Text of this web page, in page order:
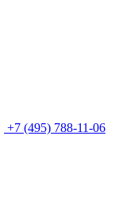
+7 (495) 788-11-06